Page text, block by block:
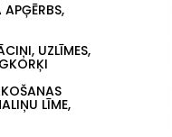
UZLĪMES,
LĪME,